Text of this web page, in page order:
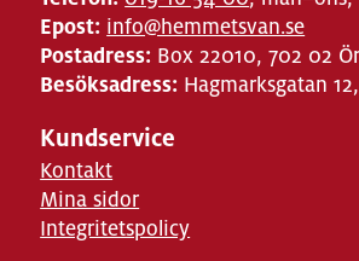
Epost: info@hemmetsvan.se
Postadress: Box 22010, 702 02
Besöksadress: Hagmarksgatan
Kundservice
Kontakt
Mina sidor
Integritetspolicy